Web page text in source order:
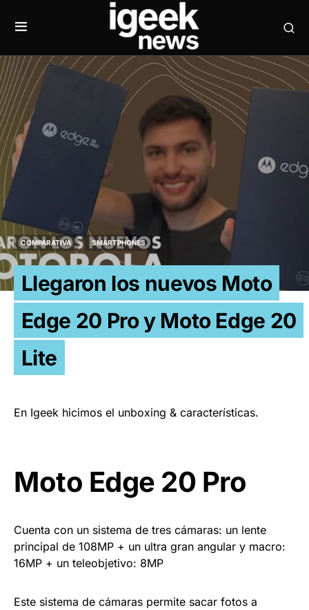
COMPARATIVA SMARTPHONES
Llegaron los nuevos Moto
Edge 20 Pro y Moto Edge 20
Lite
En Igeek hicimos el unboxing & características.
Moto Edge 20 Pro
Cuenta con un sistema de tres cámaras: un lente
principal de 108MP + un ultra gran angular y macro:
16MP + un teleobjetivo: 8MP
Este sistema de cámaras permite sacar fotos a